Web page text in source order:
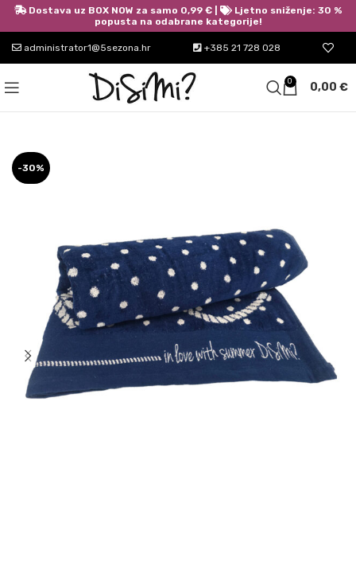
administrator1@5sezona.hr +385 21 728 028
0 0,00 €
-30%
Dostava uz BOX NOW za samo 0,99 € |
Ljetno sniženje: 30 %
popusta na odabrane kategorije!